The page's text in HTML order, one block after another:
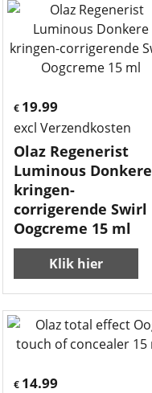
€ 19.99
excl Verzendkosten
Olaz Regenerist
Luminous Donkere
kringen-
corrigerende Swirl
Oogcreme 15 ml
Klik hier
€ 14.99